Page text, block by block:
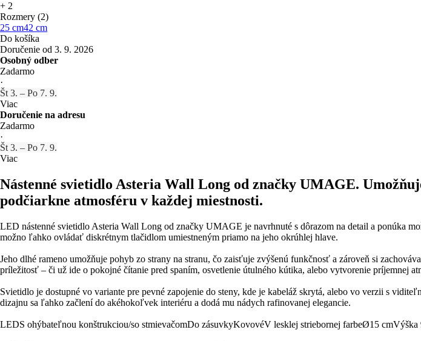
+ 2
Rozmery (2)
25 cm42 cm
Do košíka
Doručenie od 3. 9. 2026
Osobný odber
Zadarmo
·
Št 3. – Po 7. 9.
Viac
Doručenie na adresu
Zadarmo
·
Št 3. – Po 7. 9.
Viac
Nástenné svietidlo Asteria Wall Long od značky UMAGE.
podčiarkne atmosféru v každej miestnosti.
LED nástenné svietidlo Asteria Wall Long od značky UMAGE je navrhnuté s dôrazom na detail a ponúka
možno ľahko ovládať diskrétnym tlačidlom umiestneným priamo na jeho okrúhlej hlave.
Jeho dlhé rameno umožňuje pohyb zo strany na stranu, čo zaisťuje zvýšenú funkčnosť a zároveň si
príležitosť – či už ide o pokojné čítanie pred spaním, osvetlenie útulného kútika, alebo vytvorenie príjemnej
Svietidlo je dostupné vo variante pre pevné zapojenie do steny, kde je kabeláž skrytá, alebo vo verzii s
dizajnu sa ľahko začlení do akéhokoľvek interiéru a dodá mu nádych rafinovanej elegancie.
LEDS ohýbateľnou konštrukciou/so stmievačomDo zásuvkyKovovéV lesklej striebornej farbeØ15 cmVýška